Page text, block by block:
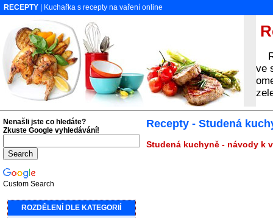
RECEPTY | Kuchařka s recepty na vaření online
ve
Recepty - Studená
Studená kuchyně - návody k
Nenašli jste co hledáte?
Zkuste Google vyhledávání!
Custom Search
ROZDĚLENÍ DLE KATEGORIÍ